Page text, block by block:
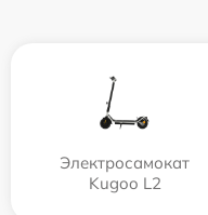
Электросамокат
Kugoo L2